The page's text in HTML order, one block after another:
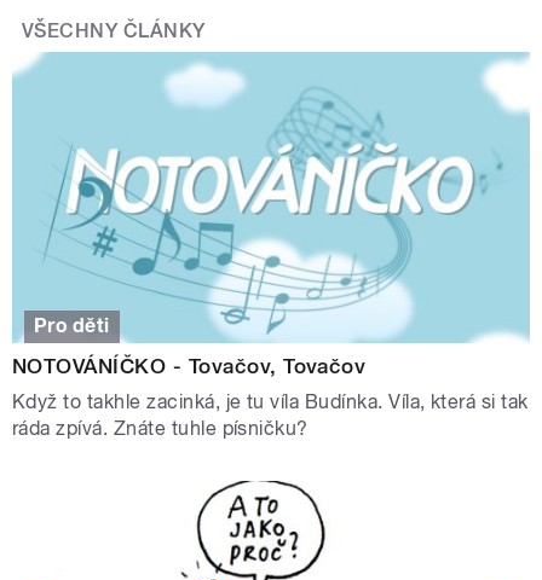
VŠECHNY ČLÁNKY
Pro děti
NOTOVÁNÍČKO - Tovačov, Tovačov
Když to takhle zacinká, je tu víla Budínka. Víla, která si tak
ráda zpívá. Znáte tuhle písničku?